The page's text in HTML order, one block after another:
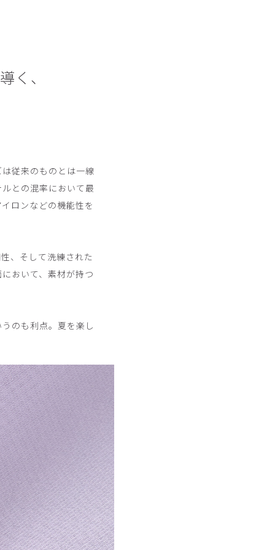
く、
従来のものとは一線
との混率において最
ロンなどの機能性を
、そして洗練された
おいて、素材が持つ
のも利点。夏を楽し